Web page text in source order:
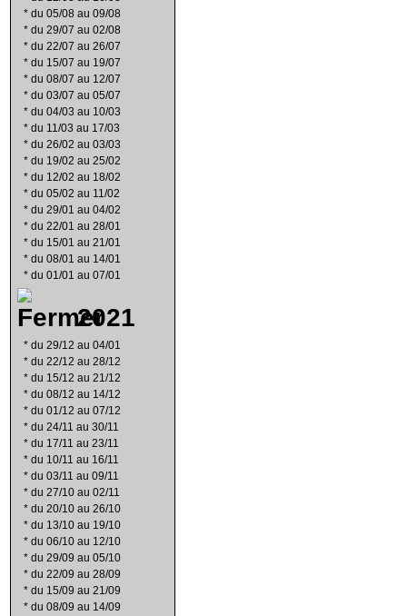
* du 05/08 au 09/08
* du 29/07 au 02/08
* du 22/07 au 26/07
* du 15/07 au 19/07
* du 08/07 au 12/07
* du 03/07 au 05/07
* du 04/03 au 10/03
* du 11/03 au 17/03
* du 26/02 au 03/03
* du 19/02 au 25/02
* du 12/02 au 18/02
* du 05/02 au 11/02
* du 29/01 au 04/02
* du 22/01 au 28/01
* du 15/01 au 21/01
* du 08/01 au 14/01
* du 01/01 au 07/01
2021
* du 29/12 au 04/01
* du 22/12 au 28/12
* du 15/12 au 21/12
* du 08/12 au 14/12
* du 01/12 au 07/12
* du 24/11 au 30/11
* du 17/11 au 23/11
* du 10/11 au 16/11
* du 03/11 au 09/11
* du 27/10 au 02/11
* du 20/10 au 26/10
* du 13/10 au 19/10
* du 06/10 au 12/10
* du 29/09 au 05/10
* du 22/09 au 28/09
* du 15/09 au 21/09
* du 08/09 au 14/09